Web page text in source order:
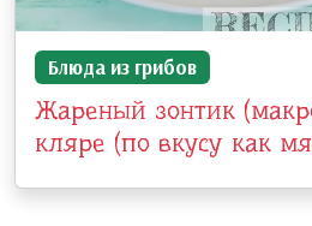
Блюда из грибов
Жареный зонтик
кляре (по вкусу как